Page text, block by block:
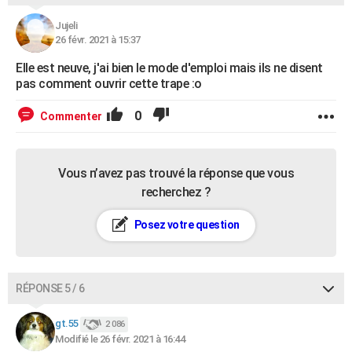
Jujeli
26 févr. 2021 à 15:37
Elle est neuve, j'ai bien le mode d'emploi mais ils ne disent
pas comment ouvrir cette trape :o
Commenter 0
Vous n’avez pas trouvé la réponse que vous
recherchez ?
Posez votre question
RÉPONSE 5 / 6
gt.55 2 086
Modifié le 26 févr. 2021 à 16:44